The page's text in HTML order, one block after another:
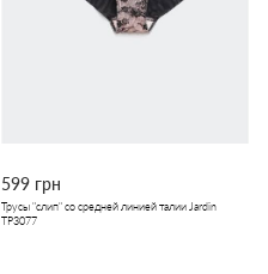
599 грн
Трусы "слип" со средней линией талии Jardin
TP3077